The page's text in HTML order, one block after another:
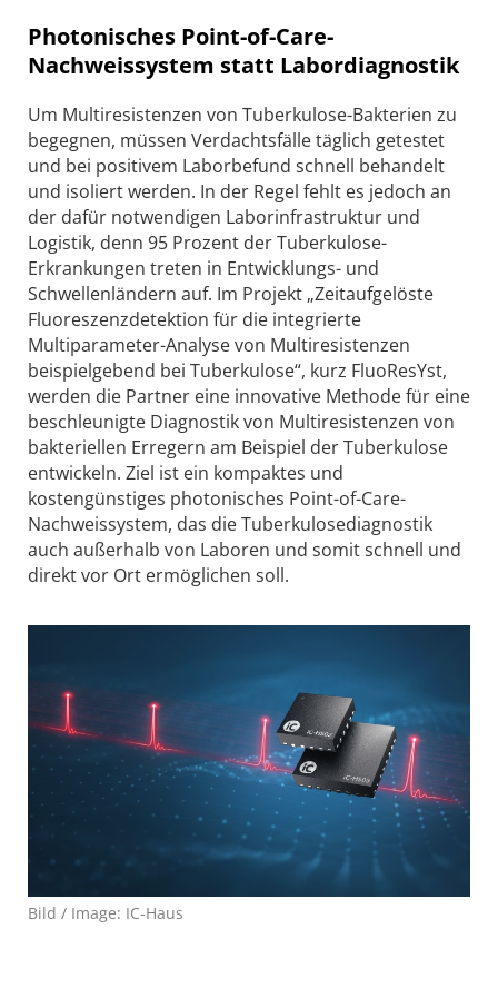
Photonisches Point-of-Care-
Nachweissystem statt Labordiagnostik
Um Multiresistenzen von Tuberkulose-Bakterien zu
begegnen, müssen Verdachtsfälle täglich getestet
und bei positivem Laborbefund schnell behandelt
und isoliert werden. In der Regel fehlt es jedoch an
der dafür notwendigen Laborinfrastruktur und
Logistik, denn 95 Prozent der Tuberkulose-
Erkrankungen treten in Entwicklungs- und
Schwellenländern auf. Im Projekt „Zeitaufgelöste
Fluoreszenzdetektion für die integrierte
Multiparameter-Analyse von Multiresistenzen
beispielgebend bei Tuberkulose“, kurz FluoResYst,
werden die Partner eine innovative Methode für eine
beschleunigte Diagnostik von Multiresistenzen von
bakteriellen Erregern am Beispiel der Tuberkulose
entwickeln. Ziel ist ein kompaktes und
kostengünstiges photonisches Point-of-Care-
Nachweissystem, das die Tuberkulosediagnostik
auch außerhalb von Laboren und somit schnell und
direkt vor Ort ermöglichen soll.
Bild / Image: IC-Haus